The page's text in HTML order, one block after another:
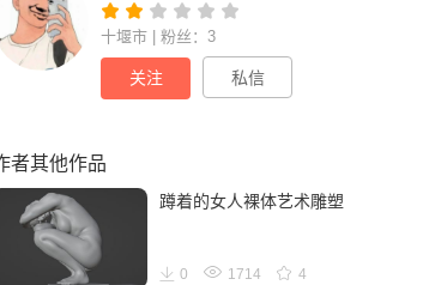
十堰市 | 粉丝：3
关注 私信
者其他作品
蹲着的女人裸体艺术雕塑
0 1714 4